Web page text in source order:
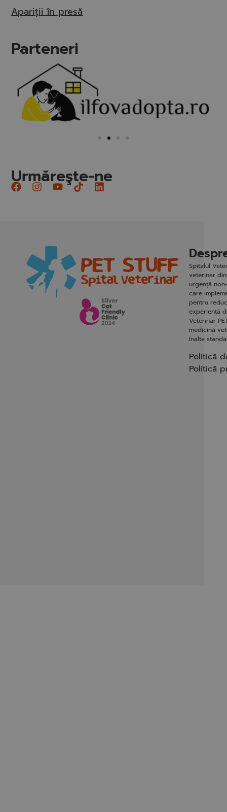
Apariții în presă
Parteneri
Urmăreşte-ne
Spitalul
veterinar
urgență
care
pentru
experiență
Veterinar
medicină
înalte
Politică
Politică